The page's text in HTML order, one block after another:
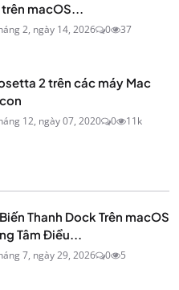
macOS...
2, ngày 14, 2026 0 37
2 trên các máy Mac
12, ngày 07, 2020 0 11k
Thanh Dock Trên macOS
Tâm Điều...
7, ngày 29, 2026 0 5